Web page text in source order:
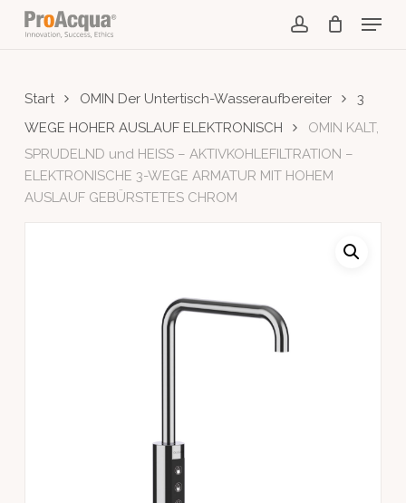
Skip
Menu
Start OMIN Der Untertisch-Wasseraufbereiter
3
WEGE HOHER AUSLAUF ELEKTRONISCH
OMIN KALT,
SPRUDELND und HEISS – AKTIVKOHLEFILTRATION –
ELEKTRONISCHE 3-WEGE ARMATUR MIT HOHEM
AUSLAUF GEBÜRSTETES CHROM